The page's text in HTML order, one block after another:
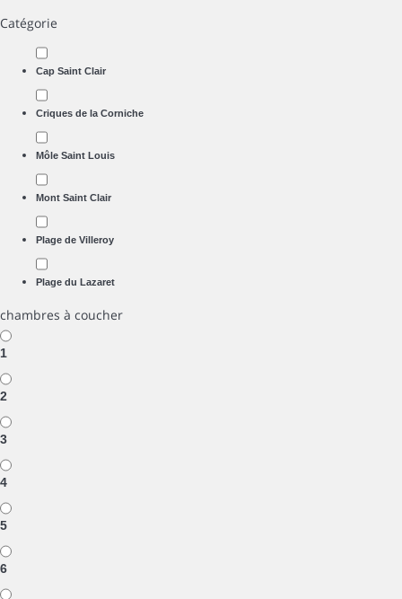
Catégorie
Cap Saint Clair
Criques de la Corniche
Môle Saint Louis
Mont Saint Clair
Plage de Villeroy
Plage du Lazaret
chambres à coucher
1
2
3
4
5
6